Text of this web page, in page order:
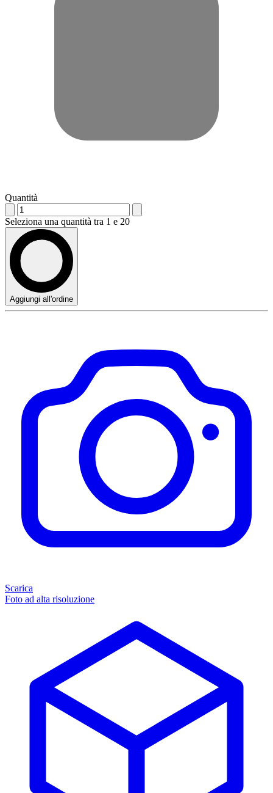
Quantità
Seleziona una quantità tra 1 e 20
Aggiungi all'ordine
Scarica
Foto ad alta risoluzione